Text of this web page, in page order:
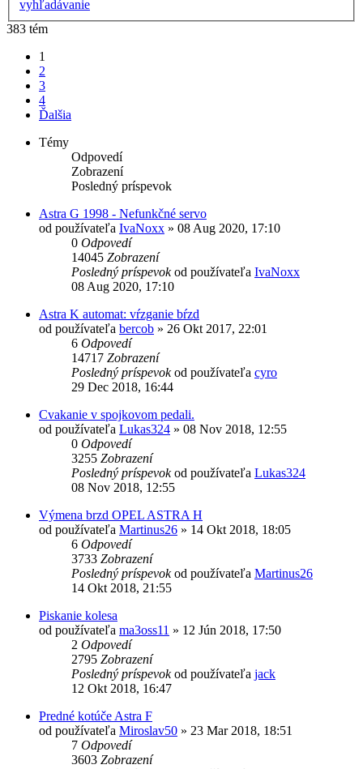
vyhľadávanie
383 tém
1
2
3
4
Ďalšia
Témy
Odpovedí
Zobrazení
Posledný príspevok
Astra G 1998 - Nefunkčné servo
od používateľa IvaNoxx » 08 Aug 2020, 17:10
0 Odpovedí
14045 Zobrazení
Posledný príspevokod používateľa IvaNoxx
08 Aug 2020, 17:10
Astra K automat: vŕzganie bŕzd
od používateľa bercob » 26 Okt 2017, 22:01
6 Odpovedí
14717 Zobrazení
Posledný príspevokod používateľa cyro
29 Dec 2018, 16:44
Cvakanie v spojkovom pedali.
od používateľa Lukas324 » 08 Nov 2018, 12:55
0 Odpovedí
3255 Zobrazení
Posledný príspevokod používateľa Lukas324
08 Nov 2018, 12:55
Výmena brzd OPEL ASTRA H
od používateľa Martinus26 » 14 Okt 2018, 18:05
6 Odpovedí
3733 Zobrazení
Posledný príspevokod používateľa Martinus26
14 Okt 2018, 21:55
Piskanie kolesa
od používateľa ma3oss11 » 12 Jún 2018, 17:50
2 Odpovedí
2795 Zobrazení
Posledný príspevokod používateľa jack
12 Okt 2018, 16:47
Predné kotúče Astra F
od používateľa Miroslav50 » 23 Mar 2018, 18:51
7 Odpovedí
3603 Zobrazení